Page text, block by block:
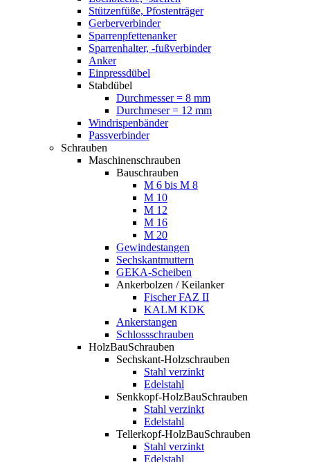
Stützenfüße, Pfostenträger
Gerberverbinder
Sparrenpfettenanker
Sparrenhalter, -fußverbinder
Anker
Einpressdübel
Stabdübel
Durchmesser = 8 mm
Durchmeser = 12 mm
Windrispenbänder
Passverbinder
Schrauben
Maschinenschrauben
Bauschrauben
M 6 bis M 8
M 10
M 12
M 16
M 20
Gewindestangen
Sechskantmuttern
GEKA-Scheiben
Ankerbolzen / Keilanker
Fischer FAZ II
KALM KDK
Ankerstangen
Schlossschrauben
HolzBauSchrauben
Sechskant-Holzschrauben
Stahl verzinkt
Edelstahl
Senkkopf-HolzBauSchrauben
Stahl verzinkt
Edelstahl
Tellerkopf-HolzBauSchrauben
Stahl verzinkt
Edelstahl